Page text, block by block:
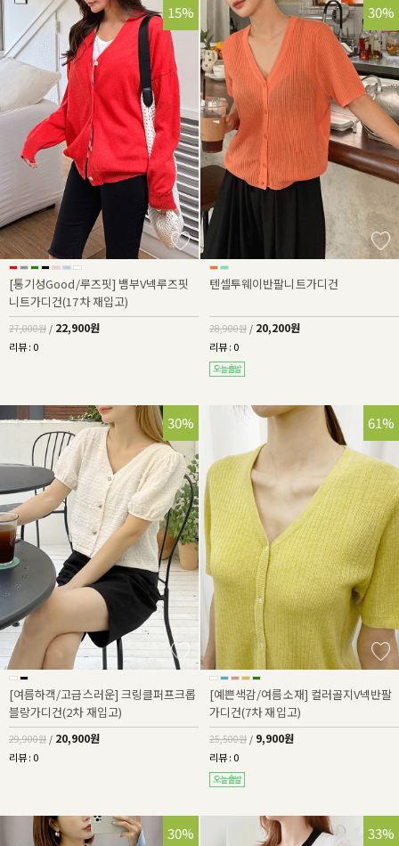
15%
[통기성Good/루즈핏] 뱀부V넥루즈핏
니트가디건(17차 재입고)
27,000원 / 22,900원
리뷰 : 0
30%
텐셀투웨이반팔니트가디건
28,900원 / 20,200원
리뷰 : 0
30%
[여름하객/고급스러운] 크링클퍼프크롭
블랑가디건(2차 재입고)
29,900원 / 20,900원
리뷰 : 0
61%
[예쁜색감/여름소재] 컬러골지V넥반팔
가디건(7차 재입고)
25,500원 / 9,900원
리뷰 : 0
30% 33%